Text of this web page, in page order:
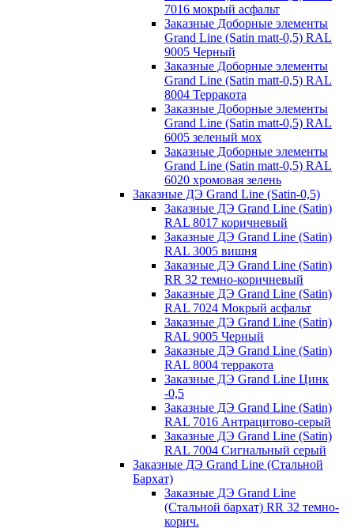
7016 мокрый асфальт
Заказные Доборные элементы
Grand Line (Satin matt-0,5) RAL
9005 Черный
Заказные Доборные элементы
Grand Line (Satin matt-0,5) RAL
8004 Терракота
Заказные Доборные элементы
Grand Line (Satin matt-0,5) RAL
6005 зеленый мох
Заказные Доборные элементы
Grand Line (Satin matt-0,5) RAL
6020 хромовая зелень
Заказные ДЭ Grand Line (Satin-0,5)
Заказные ДЭ Grand Line (Satin)
RAL 8017 коричневый
Заказные ДЭ Grand Line (Satin)
RAL 3005 вишня
Заказные ДЭ Grand Line (Satin)
RR 32 темно-коричневый
Заказные ДЭ Grand Line (Satin)
RAL 7024 Мокрый асфальт
Заказные ДЭ Grand Line (Satin)
RAL 9005 Черный
Заказные ДЭ Grand Line (Satin)
RAL 8004 терракота
Заказные ДЭ Grand Line Цинк
-0,5
Заказные ДЭ Grand Line (Satin)
RAL 7016 Антрацитово-серый
Заказные ДЭ Grand Line (Satin)
RAL 7004 Сигнальный серый
Заказные ДЭ Grand Line (Стальной
Бархат)
Заказные ДЭ Grand Line
(Стальной бархат) RR 32 темно-
корич.